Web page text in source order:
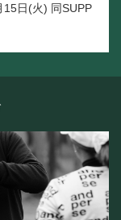
日(火) 同SUPP